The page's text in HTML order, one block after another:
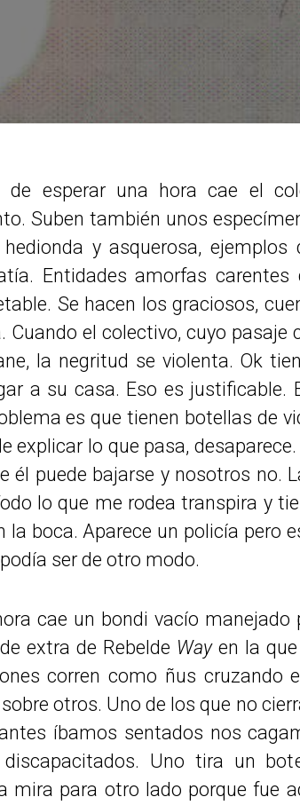
de esperar una hora cae el
Suben también unos
y asquerosa,
Entidades amorfas
Se hacen los graciosos,
Cuando el colectivo, cuyo pasaje
la negritud se violenta. Ok
a su casa. Eso es
es que tienen botellas de
explicar lo que pasa,
él puede bajarse y nosotros no.
lo que me rodea transpira y
la boca. Aparece un policía pero
ser de otro modo.
cae un bondi vacío
extra de Rebelde Wayen la que
corren como ñus cruzando
otros. Uno de los que no
íbamos sentados nos
discapacitados. Uno tira un
mira para otro lado porque fue